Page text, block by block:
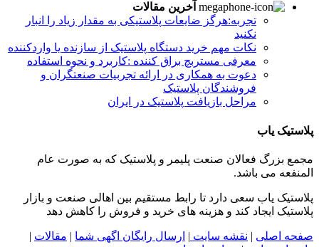
آخرین مقالات
تجربه:هرگز ضایعات پلاستیکی به مقدار زیاد را انبار
نکنید
نکات مهم خرید دستگاه پلاستیک از سازنده یا واردکننده
معرفی مستربچ براق کننده :کاربرد و نحوه استفاده
دعوت به همکاری در ارائه تجربیات صنعتگران و
فروشندگان پلاستیک
مراحل بازیافت پلاستیک در ایران
پلاستیک یاب
مجمع بزرگ فعالان صنعت پلیمر و پلاستیک که به صورت عام
المنفعه می باشد.
پلاستیک یاب سعی دارد تا رابط مستقیم بین اهالی صنعت و بازار
پلاستیک ایجاد کند و هزینه های خرید و فروش را کاهش دهد
صفحه اصلی | نقشه سایت | ارسال رایگان اگهی شما | مقالات |